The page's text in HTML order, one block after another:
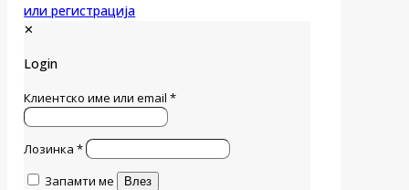
или регистрација
✕
Login
Клиентско име или email*
Лозинка*
Запамти ме
Влез